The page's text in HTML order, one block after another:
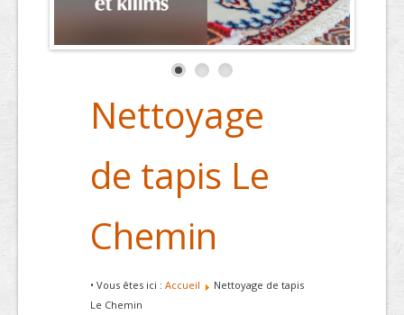
Nettoyage
de tapis Le
Chemin
• Vous êtes ici : Accueil
Nettoyage de tapis
Le Chemin